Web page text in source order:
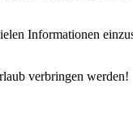
Informationen
verbringen werden!